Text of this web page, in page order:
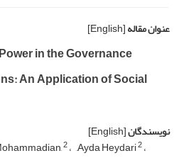
عنوان مقاله[English]
in the Governance
An Application of Social
نویسندگان[English]
2 َAyda Heydari2